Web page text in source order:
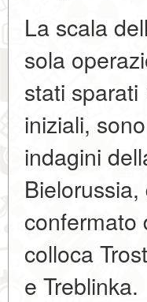
La scala
sola
stati
iniziali,
indagini
confermato
colloca
e Treblinka.